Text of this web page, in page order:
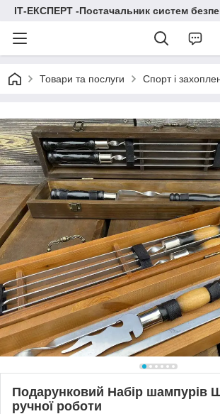
ІТ-ЕКСПЕРТ -Постачальник систем
Товари та послуги Спорт і
Подарунковий Набір шампурів
ручної роботи